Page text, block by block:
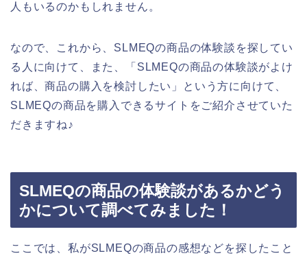
人もいるのかもしれません。
なので、これから、SLMEQの商品の体験談を探してい
る人に向けて、また、「SLMEQの商品の体験談がよけ
れば、商品の購入を検討したい」という方に向けて、
SLMEQの商品を購入できるサイトをご紹介させていた
だきますね♪
SLMEQの商品の体験談があるかどう
かについて調べてみました！
ここでは、私がSLMEQの商品の感想などを探したこと